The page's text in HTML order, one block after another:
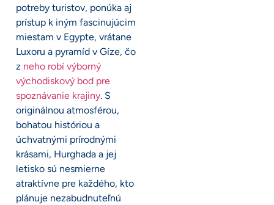
potreby turistov, ponúka aj
prístup k iným fascinujúcim
miestam v Egypte, vrátane
Luxoru a pyramíd v Gíze, čo
z neho robí výborný
východiskový bod pre
spoznávanie krajiny. S
originálnou atmosférou,
bohatou históriou a
úchvatnými prírodnými
krásami, Hurghada a jej
letisko sú nesmierne
atraktívne pre každého, kto
plánuje nezabudnuteľnú